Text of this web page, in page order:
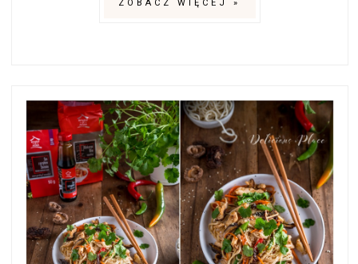
ZOBACZ WIĘCEJ »